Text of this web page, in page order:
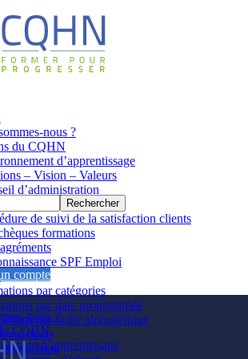
nous ?
du CQHN
d’apprentissage
– Vision – Valeurs
d’administration
de suivi de la satisfaction clients
formations
SPF Emploi
par catégories
par date programmée
par ordre alphabétique
Intra
compte
nous ?
CQHN
d’apprentissage